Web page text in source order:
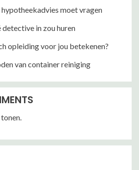
moet vragen
detective in zou huren
opleiding voor jou betekenen?
van container reiniging